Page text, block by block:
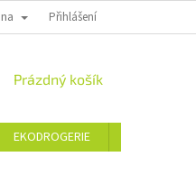
MOJE OBJEDNÁVKA
Přihlášení
NÁKUPNÍ
Prázdný košík
EKODROGERIE